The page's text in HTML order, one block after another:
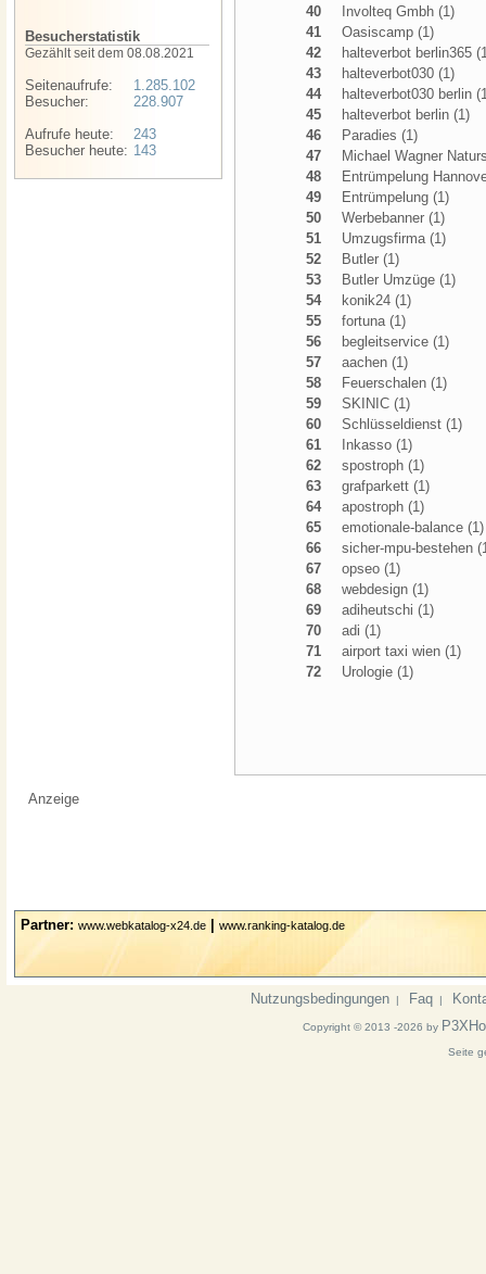
Besucherstatistik
Gezählt seit dem 08.08.2021
Seitenaufrufe:
Besucher:
Aufrufe heute:
Besucher heute:
1.285.102
228.907
243
143
40
Involteq Gmbh (1)
41
Oasiscamp (1)
42
halteverbot berlin365
43
halteverbot030 (1)
44
halteverbot030 berlin
45
halteverbot berlin (1)
46
Paradies (1)
47
Michael Wagner
48
Entrümpelung
49
Entrümpelung (1)
50
Werbebanner (1)
51
Umzugsfirma (1)
52
Butler (1)
53
Butler Umzüge (1)
54
konik24 (1)
55
fortuna (1)
56
begleitservice (1)
57
aachen (1)
58
Feuerschalen (1)
59
SKINIC (1)
60
Schlüsseldienst (1)
61
Inkasso (1)
62
spostroph (1)
63
grafparkett (1)
64
apostroph (1)
65
emotionale-balance (1)
66
sicher-mpu-bestehen
67
opseo (1)
68
webdesign (1)
69
adiheutschi (1)
70
adi (1)
71
airport taxi wien (1)
72
Urologie (1)
Anzeige
Partner: www.webkatalog-x24.de www.ranking-katalog.de
Nutzungsbedingungen | Faq |
Copyright © 2013 -2026 by
Seite